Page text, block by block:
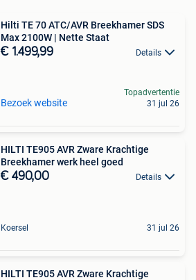
Hilti TE 70 ATC/AVR Breekhamer SDS
Max 2100W | Nette Staat
€ 1.499,99 Details
Bezoek website
Topadvertentie
31 jul 26
HILTI TE905 AVR Zware Krachtige
Breekhamer werk heel goed
€ 490,00 Details
Koersel 31 jul 26
HILTI TE905 AVR Zware Krachtige